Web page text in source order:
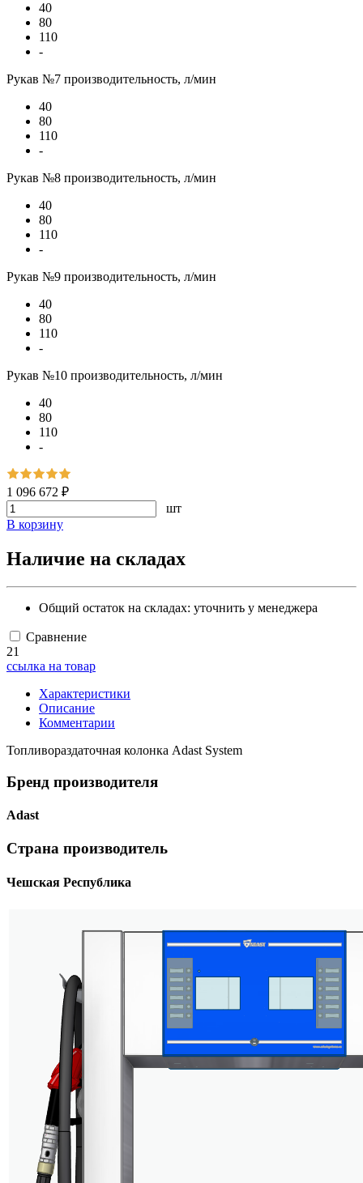
40
80
110
-
Рукав №7 производительность, л/мин
40
80
110
-
Рукав №8 производительность, л/мин
40
80
110
-
Рукав №9 производительность, л/мин
40
80
110
-
Рукав №10 производительность, л/мин
40
80
110
-
1 096 672 ₽
шт
В корзину
Наличие на складах
Общий остаток на складах: уточнить у менеджера
Сравнение
21
ссылка на товар
Характеристики
Описание
Комментарии
Топливораздаточная колонка Adast System
Бренд производителя
Adast
Страна производитель
Чешская Республика